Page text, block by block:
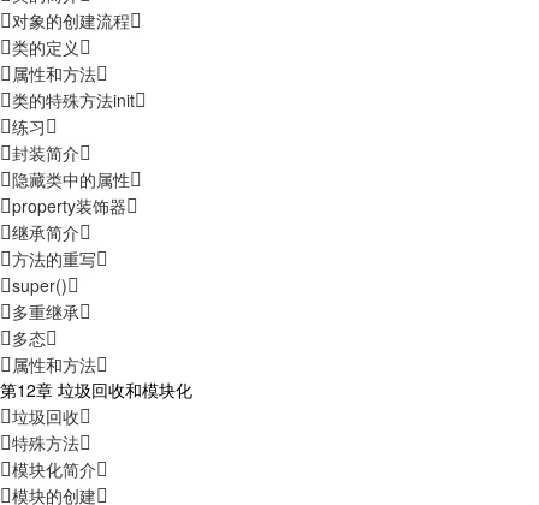
对象的创建流程
类的定义
属性和方法
类的特殊方法init
练习
封装简介
隐藏类中的属性
property装饰器
继承简介
方法的重写
super()
多重继承
多态
属性和方法
第12章 垃圾回收和模块化
垃圾回收
特殊方法
模块化简介
模块的创建